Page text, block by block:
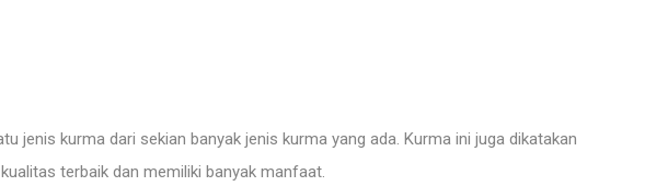
jenis kurma dari sekian banyak jenis kurma yang ada. Kurma ini juga dikatakan
terbaik dan memiliki banyak manfaat.